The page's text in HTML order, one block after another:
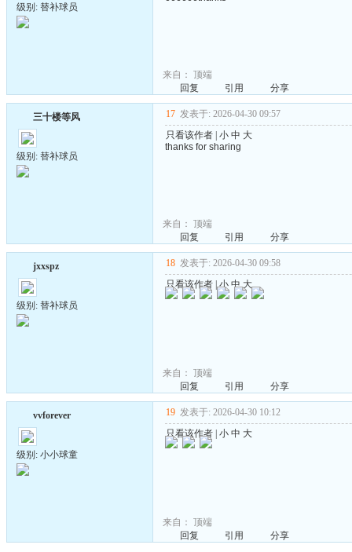
级别: 替补球员
来自： 顶端
回复
引用 分享
三十楼等风
级别: 替补球员
17 发表于: 2026-04-30 09:57
只看该作者 小 中 大
thanks for sharing
来自： 顶端
回复
引用 分享
jxxspz
级别: 替补球员
18 发表于: 2026-04-30 09:58
只看该作者 |小 中 大
来自： 顶端
回复
引用 分享
vvforever
级别: 小小球童
19 发表于: 2026-04-30 10:12
只看该作者 小 中 大
来自： 顶端
回复
引用 分享